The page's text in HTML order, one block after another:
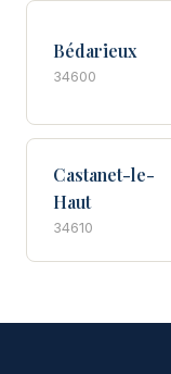
Bédarieux
34600
Castanet-le-
Haut
34610